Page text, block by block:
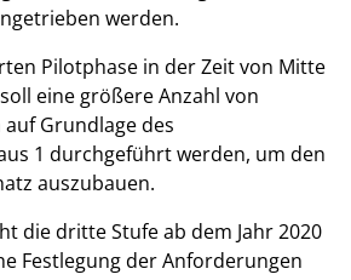
werden.
Pilotphase in der Zeit von Mitte
eine größere Anzahl von
Grundlage des
1 durchgeführt werden, um den
auszubauen.
die dritte Stufe ab dem Jahr 2020
Festlegung der Anforderungen